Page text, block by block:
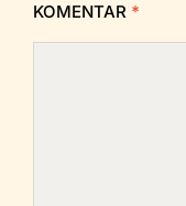
KOMENTAR *